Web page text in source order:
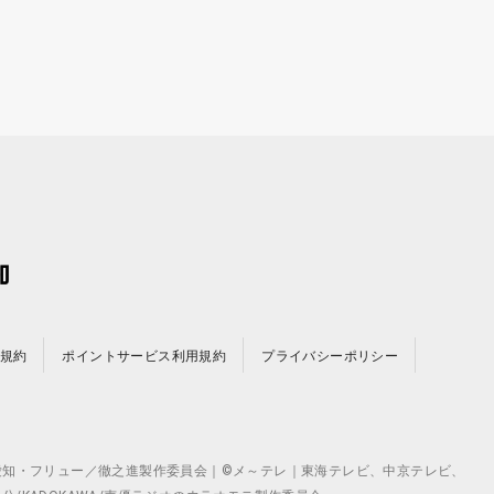
約 ポイントサービス利用規約 プライバシーポリシー
フリュー／徹之進製作委員会｜©メ～テレ｜東海テレビ、中京テレビ、